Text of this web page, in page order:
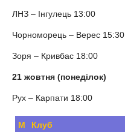
ЛНЗ – Інгулець 13:00
Чорноморець – Верес 15:30
Зоря – Кривбас 18:00
21 жовтня (понеділок)
Рух – Карпати 18:00
М Клуб